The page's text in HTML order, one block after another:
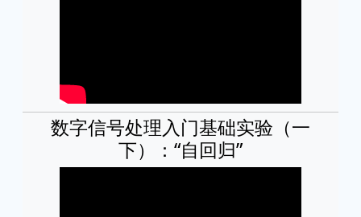
数字信号处理入门基础实验（一
下）：“自回归”